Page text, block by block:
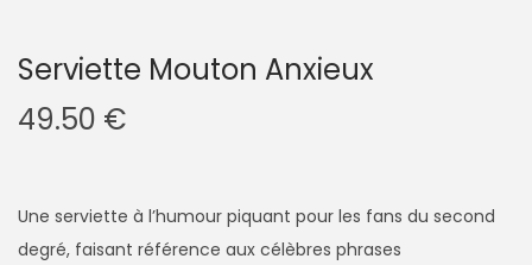
Serviette Mouton Anxieux
49.50 €
Une serviette à l’humour piquant pour les fans du second
degré, faisant référence aux célèbres phrases